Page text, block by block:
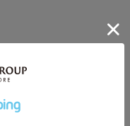
入卒・七五三・顔合わせ